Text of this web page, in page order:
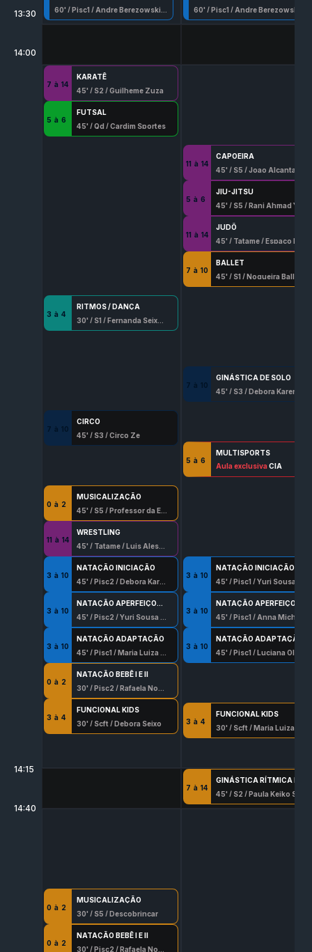
13:30
14:00
14:15
14:40
60' /Pisc1 / Andre Berezowski 003049 G/Df
KARATÊ
7 à 14
45' / S2 /Guilheme Zuza
FUTSAL
5 à 6
45' /Qd /Cardim Sportes
RITMOS / DANÇA
3 à 4
30' / S1 /Fernanda Seixo Lopes
CIRCO
7 à 10
45' / S3 /Circo Ze
MUSICALIZAÇÃO
0 à 2
45' / S5 /Professor da Escala
WRESTLING
11 à 14
45' / Tatame/Luis Alessandro Hernadez
NATAÇÃO INICIAÇÃO
3 à 10
45' /Pisc2 /Debora Karen Silva
NATAÇÃO APERFEIÇOAMENTO
3 à 10
45' /Pisc2 /Yuri Sousa Rocha
NATAÇÃO ADAPTAÇÃO
3 à 10
45' /Pisc1 /Maria Luiza Garcia
NATAÇÃO BEBÊ I E II
0 à 2
30' /Pisc2 /Rafaela Novaes 8056 G/Df
FUNCIONAL KIDS
3 à 4
30' / Scft/Debora Seixo
MUSICALIZAÇÃO
0 à 2
30' / S5 /Descobrincar
NATAÇÃO BEBÊ I E II
0 à 2
30' /Pisc2 /Rafaela Novaes 8056 G/Df
60' /Pisc1 / Andre Berezowski 003049 G/Df
CAPOEIRA
11 à 14
45' / S5 /Joao Alcantara Villapouca
JIU-JITSU
5 à 6
45' / S5 /Rani Ahmad Yahya
JUDÔ
11 à 14
45' / Tatame/Espaço Marques Judo
BALLET
7 à 10
45' / S1 /Nogueira Ballet
GINÁSTICA DE SOLO
7 à 10
45' / S3 /Debora Karen Silva
MULTISPORTS
5 à 6
45' /Qd/Jr Integração Esportiva
Aula exclusivaCIA
NATAÇÃO INICIAÇÃO
3 à 10
45' /Pisc1 /Yuri Sousa Rocha
3 à 10
45' /Pisc1 / Anna Michelly Lopes
NATAÇÃO ADAPTAÇÃO
3 à 10
45' /Pisc1 /Luciana Oliveira Pinto
FUNCIONAL KIDS
3 à 4
30' / Scft/Maria Luiza Garcia
7 à 14
45' / S2 /Paula Keiko Soga